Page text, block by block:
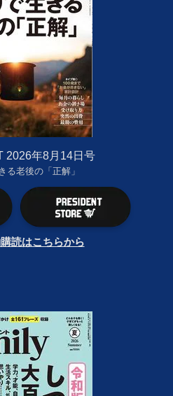
2026年8月14日号
る老後の「正解」
読はこちらから